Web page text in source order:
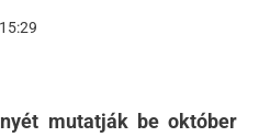
mutatják be október